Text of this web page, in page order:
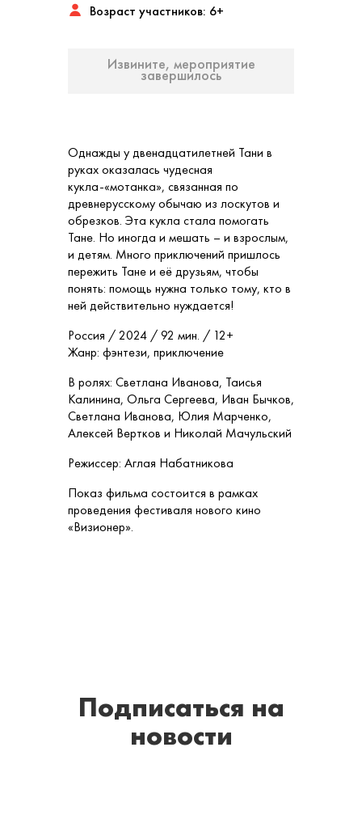
Возраст участников: 6+
Извините, мероприятие
завершилось
Однажды у двенадцатилетней Тани в
руках оказалась чудесная
кукла-«мотанка», связанная по
древнерусскому обычаю из лоскутов и
обрезков. Эта кукла стала помогать
Тане. Но иногда и мешать – и взрослым,
и детям. Много приключений пришлось
пережить Тане и её друзьям, чтобы
понять: помощь нужна только тому, кто в
ней действительно нуждается!
Россия / 2024 / 92 мин. / 12+
Жанр: фэнтези, приключение
В ролях: Светлана Иванова, Таисья
Калинина, Ольга Сергеева, Иван Бычков,
Светлана Иванова, Юлия Марченко,
Алексей Вертков и Николай Мачульский
Режиссер: Аглая Набатникова
Показ фильма состоится в рамках
проведения фестиваля нового кино
«Визионер».
Подписаться на
новости